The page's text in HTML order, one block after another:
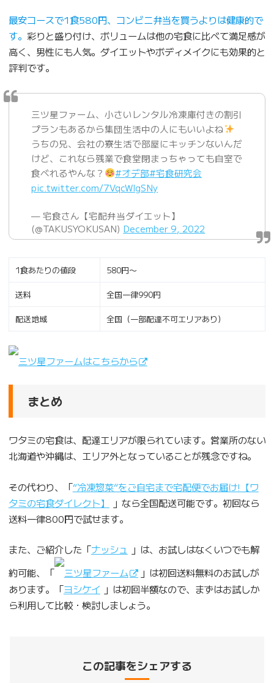
最安コースで1食580円、コンビニ弁当を買うよりは健康的で
す。 彩りと盛り付け、ボリュームは他の宅食に比べて満足感が
高く、男性にも人気。ダイエットやボディメイクにも効果的と
評判です。
三ツ星ファーム、小さいレンタル冷凍庫付きの割引
プランもあるから集団生活中の人にもいいよね
うちの兄、会社の寮生活で部屋にキッチンないんだ
けど、これなら残業で食堂閉まっちゃっても自室で
食べれるやんな？
#オデ部#宅食研究会
pic.twitter.com/7VqcWIgSNy
— 宅食さん【宅配弁当ダイエット】
(@TAKUSYOKUSAN) December 9, 2022
1食あたりの値段 580円〜
送料 全国一律990円
配送地域 全国（一部配達不可エリアあり）
三ツ星ファームはこちらから
まとめ
ワタミの宅食は、配達エリアが限られています。営業所のない
北海道や沖縄は、エリア外となっていることが残念ですね。
その代わり、「“冷凍惣菜”をご自宅まで宅配便でお届け!【ワ
タミの宅食ダイレクト】
」なら全国配送可能です。初回なら
送料一律800円で試せます。
また、ご紹介した「ナッシュ
」は、お試しはなくいつでも解
約可能、「
三ツ星ファーム
」は初回送料無料のお試しが
あります。「ヨシケイ 」は初回半額なので、まずはお試しか
ら利用して比較・検討しましょう。
この記事をシェアする